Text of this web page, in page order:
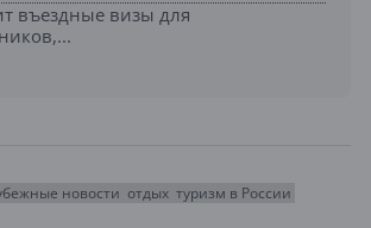
въездные визы для
новости отдых туризм в России